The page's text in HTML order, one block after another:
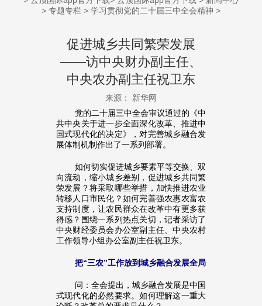
> 专题专栏 > 学习贯彻党的二十届三中全会精神 >
促进城乡共同繁荣发展
——访中央财办副主任、
中央农办副主任祝卫东
来源： 新华网
党的二十届三中全会审议通过的《中
共中央关于进一步全面深化改革、推进中
国式现代化的决定》，对完善城乡融合发
展体制机制作出了一系列部署。
如何切实促进城乡要素平等交换、双
向流动，缩小城乡差别，促进城乡共同繁
荣发展？将采取哪些举措，加快推进农业
转移人口市民化？如何完善强农惠农富农
支持制度，让农民群众在改革中有更多获
得感？围绕一系列热点关切，记者采访了
中央财经委员会办公室副主任、中央农村
工作领导小组办公室副主任祝卫东。
把“三农”工作放到城乡融合发展全局
问：全会提出，城乡融合发展是中国
式现代化的必然要求。如何理解这一重大